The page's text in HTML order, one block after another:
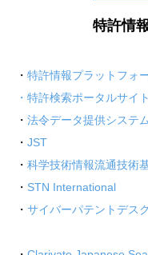
特許情
・ 特許情報プラットフォ
・ 特許検索ポータルサイ
・ 法令データ提供システム
・ JST
・ 科学技術情報流通技術
・ STN International
・ サイバーパテントデスク